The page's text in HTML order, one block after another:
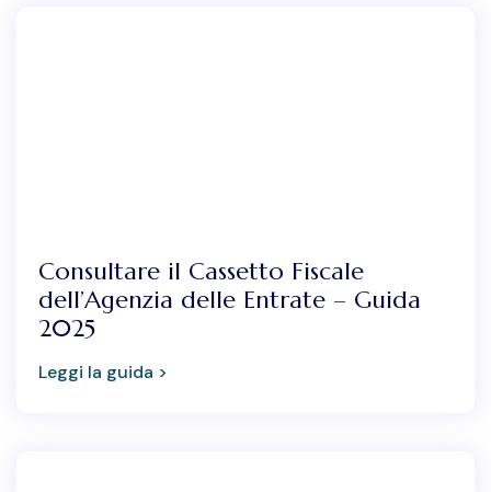
Consultare il Cassetto Fiscale
dell’Agenzia delle Entrate – Guida
2025
Leggi la guida >